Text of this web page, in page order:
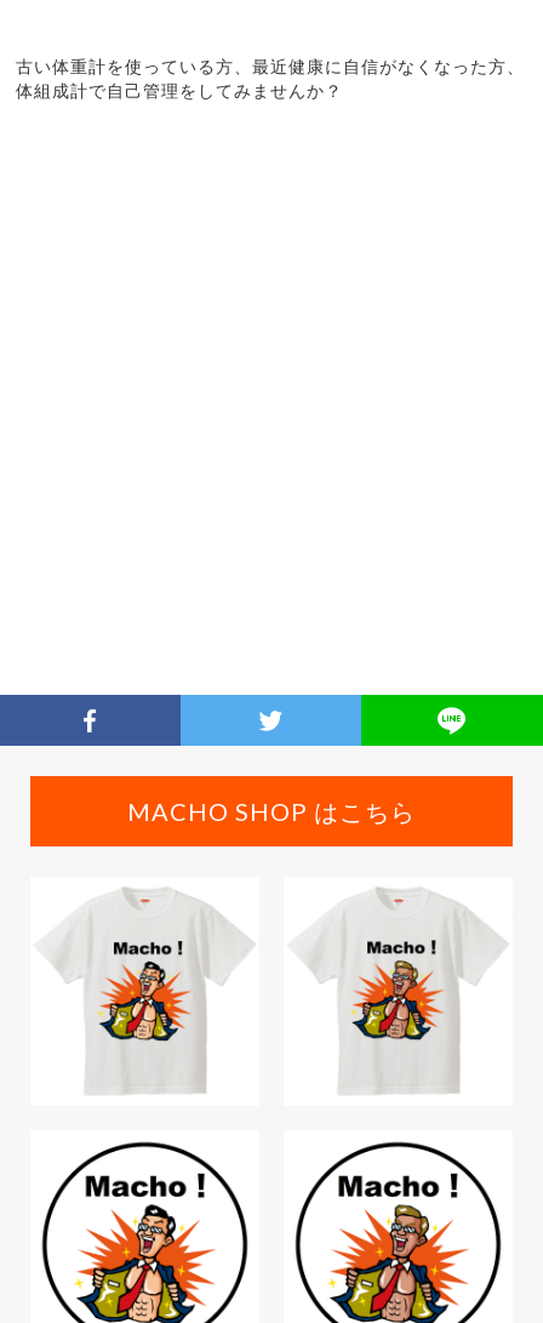
古い体重計を使っている方、最近健康に自信がなくなった方、
体組成計で自己管理をしてみませんか？
MACHO SHOP はこちら